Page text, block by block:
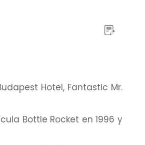
Hotel, Fantastic Mr.
Bottle Rocket en 1996 y